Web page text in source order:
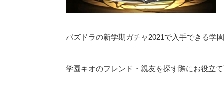
パズドラの新学期ガチャ2021で入手できる学
学園キオのフレンド・親友を探す際にお役立て